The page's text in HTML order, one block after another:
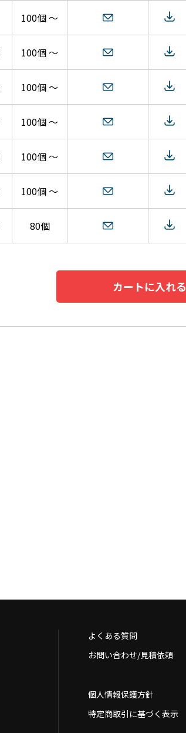
100個 ～
100個 ～
100個 ～
100個 ～
100個 ～
100個 ～
80個
カートに入れる
よくある質問
お問い合わせ/見積依頼
個人情報保護方針
特定商取引に基づく表示